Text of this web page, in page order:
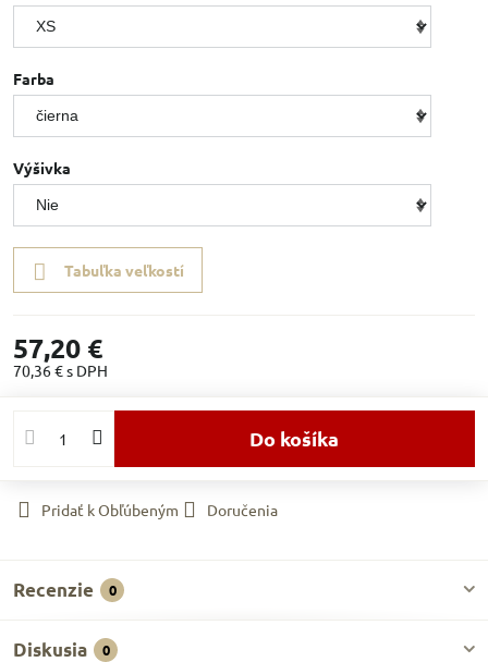
Farba
Výšivka
Tabuľka veľkostí
57,20 €
70,36 €s DPH
Do košíka
Pridať k Obľúbeným Doručenia
Recenzie 0
Diskusia 0